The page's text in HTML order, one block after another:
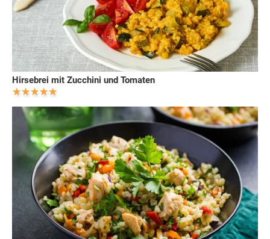
Hirsebrei mit Zucchini und Tomaten